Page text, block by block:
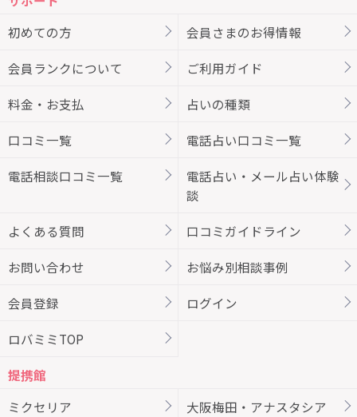
初めての方
会員さまのお得情報
会員ランクについて ご利用ガイド
料金・お支払 占いの種類
口コミ一覧 電話占い口コミ一覧
電話相談口コミ一覧
電話占い・メール占い体験
談
よくある質問 口コミガイドライン
お問い合わせ お悩み別相談事例
会員登録 ログイン
ロバミミTOP
提携館
ミクセリア
大阪梅田・アナスタシア